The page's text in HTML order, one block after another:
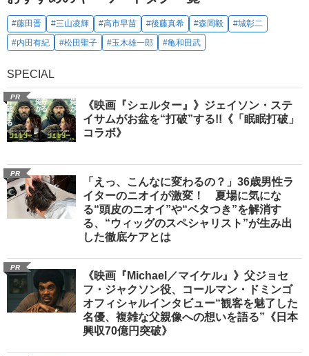
#藤田晋 #三山凌輝 #高市早苗 #後藤真希 #森岡毅
#城彰二
#内田有紀
#松田聖子 #玉木雄一郎 #亀和田武
SPECIAL
PR
《映画『シェルター』》ジェイソン・ステ
イサムがお盆を“打破”する!!《「眠眠打破」
コラボ》
PR
「えっ、こんなに変わるの？」36歳男性ラ
イターのニオイが激変！ 夏場に気にな
る“頭皮のニオイ”や“ベタつき”を解消す
る、“ウィッグのスペシャリスト”が生み出
した徹底ケアとは
PR
《映画『Michael／マイケル』》父ジョセ
フ・ジャクソン役、コールマン・ドミンゴ
オフィシャルインタビュー“観客を魅了した
名優、複雑な父親像への想いを語る”《日本
興収70億円突破》